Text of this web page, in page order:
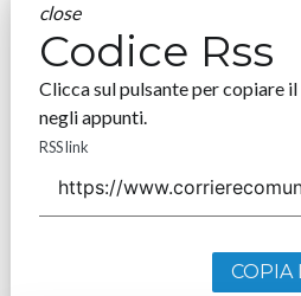
close
Codice Rss
Clicca sul pulsante per copiare il
negli appunti.
RSS link
COPIA